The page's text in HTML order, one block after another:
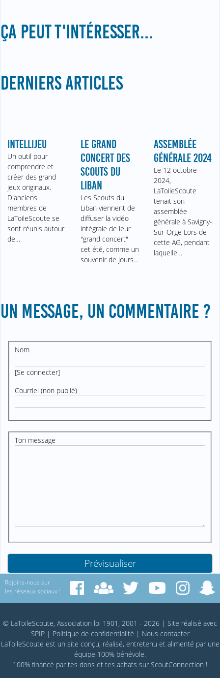
ÇA PEUT T'INTÉRESSER...
DERNIERS ARTICLES
INTELLIJEU
Un outil pour
comprendre et
créer des grand
jeux originaux.
D'anciens
membres de
LaToileScoute se
sont réunis autour
de…
LE GRAND
CONCERT DES
SCOUTS DU
LIBAN
Les Scouts du
Liban viennent de
diffuser la vidéo
intégrale de leur
"grand concert"
cet été, comme un
souvenir de jours…
ASSEMBLÉE
GÉNÉRALE 2024
Le 12 octobre
2024,
LaToileScoute
tenait son
assemblée
générale à Savigny-
Sur-Orge Lors de
cette AG, pendant
laquelle…
UN MESSAGE, UN COMMENTAIRE ?
Nom
[Se connecter]
Courriel (non publié)
Ton message
Rejoins-nous sur
les réseaux sociaux :
© LaToileScoute, Association loi 1901, 2001 - 2026 | Site réalisé avec
SPIP| Politique de confidentialité | Nous contacter
LaToileScoute est un site conçu, réalisé, entretenu et alimenté par une
équipe 100% bénévole.
100% financé par tes dons et tes achats sur ScoutConnection !